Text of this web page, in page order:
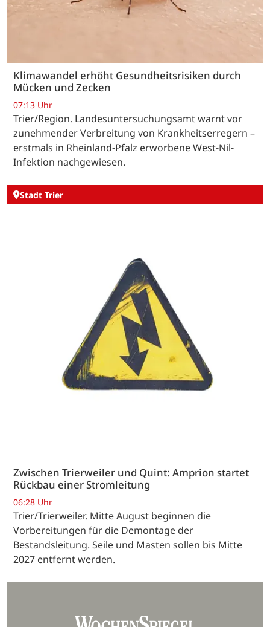
Klimawandel erhöht Gesundheitsrisiken durch
Mücken und Zecken
07:13 Uhr
Trier/Region. Landesuntersuchungsamt warnt vor
zunehmender Verbreitung von Krankheitserregern –
erstmals in Rheinland-Pfalz erworbene West-Nil-
Infektion nachgewiesen.
Stadt Trier
Zwischen Trierweiler und Quint: Amprion startet
Rückbau einer Stromleitung
06:28 Uhr
Trier/Trierweiler. Mitte August beginnen die
Vorbereitungen für die Demontage der
Bestandsleitung. Seile und Masten sollen bis Mitte
2027 entfernt werden.